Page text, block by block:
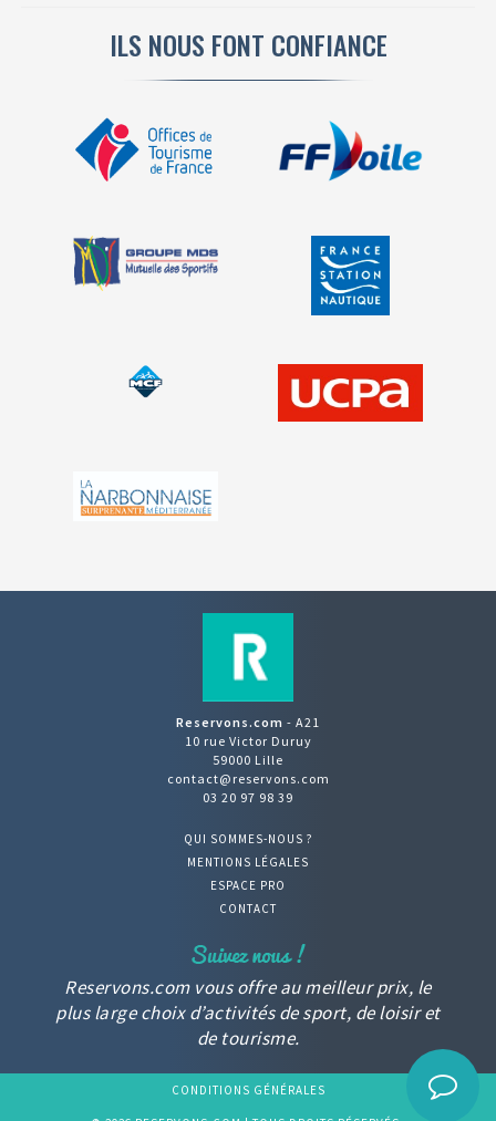
ILS NOUS FONT CONFIANCE
Reservons.com - A21
10 rue Victor Duruy
59000 Lille
contact@reservons.com
03 20 97 98 39
QUI SOMMES-NOUS ?
MENTIONS LÉGALES
ESPACE PRO
CONTACT
Reservons.com vous offre au meilleur prix, le
plus large choix d’activités de sport, de loisir et
de tourisme.
CONDITIONS GÉNÉRALES